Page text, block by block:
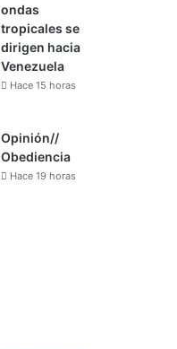
ondas
tropicales se
dirigen hacia
Venezuela
Hace 15 horas
Opinión//
Obediencia
Hace 19 horas